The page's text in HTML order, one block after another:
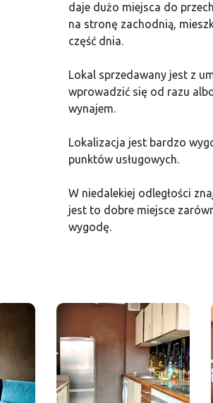
daje dużo miejsca do
na stronę zachodnią,
część dnia.
Lokal sprzedawany jest z
wprowadzić się od razu
wynajem.
Lokalizacja jest bardzo
punktów usługowych.
W niedalekiej odległości
jest to dobre miejsce
wygodę.